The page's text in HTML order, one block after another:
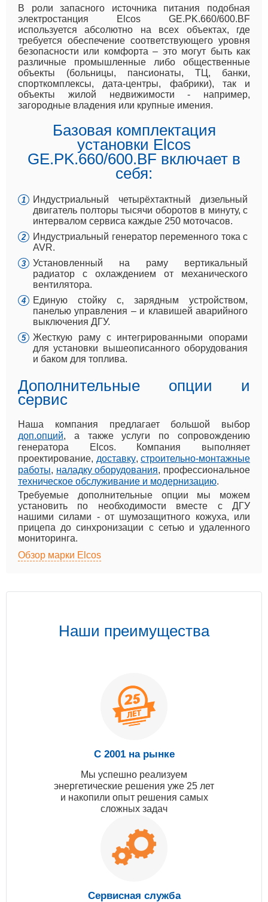
В роли запасного источника питания подобная
электростанция Elcos GE.PK.660/600.BF
используется абсолютно на всех объектах, где
требуется обеспечение соответствующего уровня
безопасности или комфорта – это могут быть как
различные промышленные либо общественные
объекты (больницы, пансионаты, ТЦ, банки,
спорткомплексы, дата-центры, фабрики), так и
объекты жилой недвижимости - например,
загородные владения или крупные имения.
Базовая комплектация
установки Elcos
GE.PK.660/600.BF включает в
себя:
Индустриальный четырёхтактный дизельный
двигатель полторы тысячи оборотов в минуту, с
интервалом сервиса каждые 250 моточасов.
Индустриальный генератор переменного тока с
AVR.
Установленный на раму вертикальный
радиатор с охлаждением от механического
вентилятора.
Единую стойку с, зарядным устройством,
панелью управления – и клавишей аварийного
выключения ДГУ.
Жесткую раму с интегрированными опорами
для установки вышеописанного оборудования
и баком для топлива.
Дополнительные опции и
сервис
Наша компания предлагает большой выбор
доп.опций, а также услуги по сопровождению
генератора Elcos. Компания выполняет
проектирование, доставку, строительно-монтажные
работы, наладку оборудования, профессиональное
техническое обслуживание и модернизацию.
Требуемые дополнительные опции мы можем
установить по необходимости вместе с ДГУ
нашими силами - от шумозащитного кожуха, или
прицепа до синхронизации с сетью и удаленного
мониторинга.
Обзор марки Elcos
Наши преимущества
С 2001 на рынке
Мы успешно реализуем
энергетические решения уже 25 лет
и накопили опыт решения самых
сложных задач
Сервисная служба